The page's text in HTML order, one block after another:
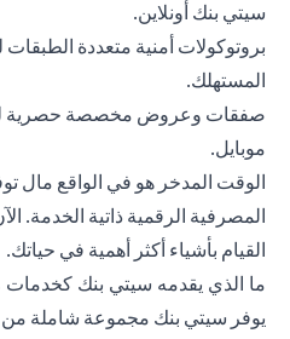
سيتي بنك أونلاين.
بروتوكولات أمنية متعددة
المستهلك.
صفقات وعروض مخصصة حصرية
موبايل.
الوقت المدخر هو في الواقع مال
المصرفية الرقمية ذاتية الخدمة.
القيام بأشياء أكثر أهمية في حياتك.
ما الذي يقدمه سيتي بنك
يوفر سيتي بنك مجموعة شاملة من